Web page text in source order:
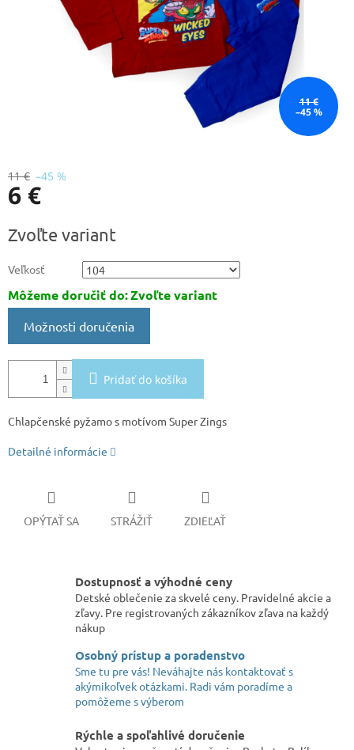
11 €
–45 %
11 € –45 %
6 €
cena:
Zvoľte variant
Veľkosť
Môžeme doručiť do:Zvoľte variant
Možnosti doručenia
Pridať do košíka
Chlapčenské pyžamo s motívom Super Zings
Detailné informácie
OPÝTAŤ SA STRÁŽIŤ ZDIEĽAŤ
Dostupnosť a výhodné ceny
Detské oblečenie za skvelé ceny. Pravidelné akcie a
zľavy. Pre registrovaných zákazníkov zľava na každý
nákup
Osobný prístup a poradenstvo
Sme tu pre vás! Neváhajte nás kontaktovať s
akýmikoľvek otázkami. Radi vám poradíme a
pomôžeme s výberom
Rýchle a spoľahlivé doručenie